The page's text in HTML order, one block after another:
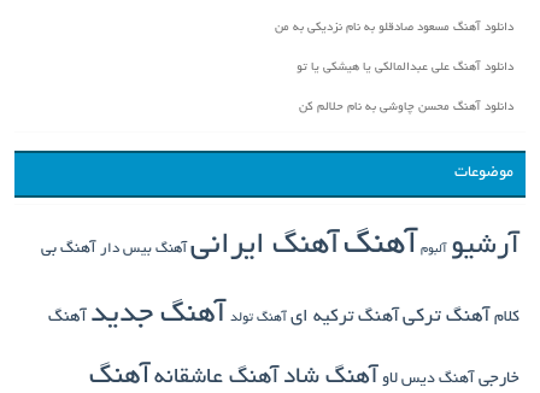
دانلود آهنگ مسعود صادقلو به نام نزدیکی به من
دانلود آهنگ علی عبدالمالکی یا هیشکی یا تو
دانلود آهنگ محسن چاوشی به نام حلالم کن
موضوعات
آرشیو آلبوم آهنگ آهنگ ایرانی آهنگ بیس دار آهنگ بی
کلام آهنگ ترکی آهنگ ترکیه ای آهنگ تولد آهنگ جدید آهنگ
خارجی آهنگ دیس لاو آهنگ شاد آهنگ عاشقانه آهنگ